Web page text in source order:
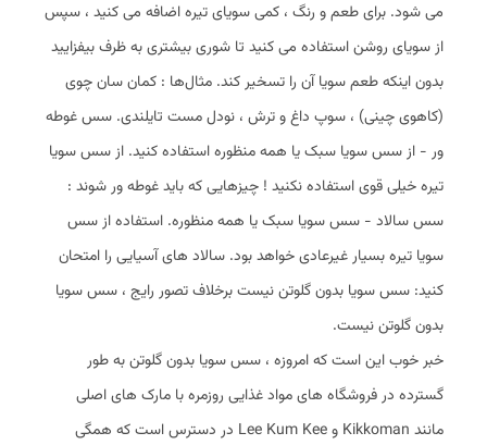
می شود. برای طعم و رنگ ، کمی سویای تیره اضافه می‌ کنید ، سپس
از سویای روشن استفاده می‌ کنید تا شوری بیشتری به ظرف بیفزایید
بدون اینکه طعم سویا آن را تسخیر کند. مثال‌ها : کمان سان چوی
(کاهوی چینی) ، سوپ داغ و ترش ، نودل مست تایلندی. سس غوطه
ور - از سس سویا سبک یا همه منظوره استفاده کنید. از سس سویا
تیره خیلی قوی استفاده نکنید ! چیزهایی که باید غوطه ور شوند :
سس سالاد - سس سویا سبک یا همه منظوره. استفاده از سس
سویا تیره بسیار غیرعادی خواهد بود. سالاد های آسیایی را امتحان
کنید: سس سویا بدون گلوتن نیست برخلاف تصور رایج ، سس سویا
بدون گلوتن نیست.
خبر خوب این است که امروزه ، سس سویا بدون گلوتن به طور
گسترده در فروشگاه های مواد غذایی روزمره با مارک های اصلی
مانند Kikkoman و Lee Kum Kee در دسترس است که همگی